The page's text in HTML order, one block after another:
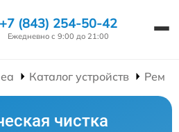
+7 (843) 254-50-42
Ежедневно с 9:00 до 21:00
Каталог устройств
чистка